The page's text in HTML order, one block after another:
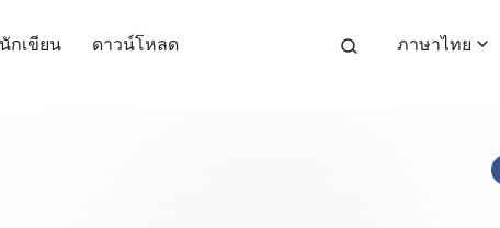
กเขียน ดาวน์โหลด search ภาษาไทย expand_more